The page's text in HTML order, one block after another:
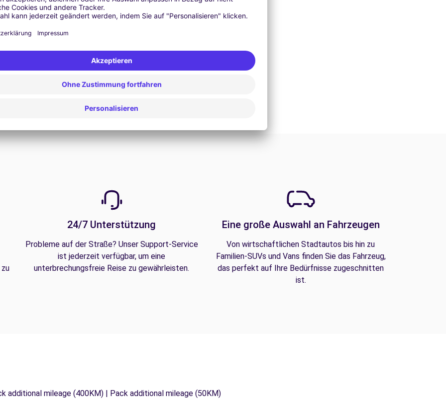
Suchen
24/7 Unterstützung
Probleme auf der Straße? Unser Support-Service
ist jederzeit verfügbar, um eine
unterbrechungsfreie Reise zu gewährleisten.
Eine große Auswahl an Fahrzeugen
Von wirtschaftlichen Stadtautos bis hin zu
Familien-SUVs und Vans finden Sie das Fahrzeug,
das perfekt auf Ihre Bedürfnisse zugeschnitten
ist.
additional mileage (400KM) | Pack additional mileage (50KM)